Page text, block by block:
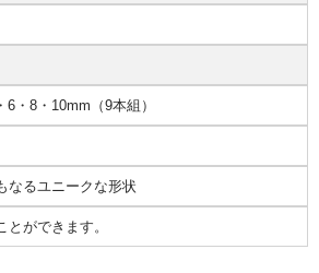
・8・10mm（9本組）
なるユニークな形状
ができます。